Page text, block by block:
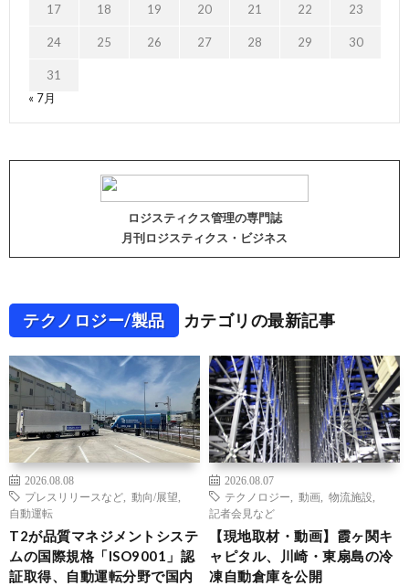
17 18 19 20 21 22 23
24 25 26 27 28 29 30
31
« 7月
ロジスティクス管理の専門誌
月刊ロジスティクス・ビジネス
テクノロジー/製品 カテゴリの最新記事
2026.08.08
プレスリリースなど
動向/展望
自動運転
T2が品質マネジメントシステ
ムの国際規格「ISO9001」認
証取得、自動運転分野で国内
2026.08.07
テクノロジー
動画 物流施設
記者会見など
【現地取材・動画】霞ヶ関キ
ャピタル、川崎・東扇島の冷
凍自動倉庫を公開